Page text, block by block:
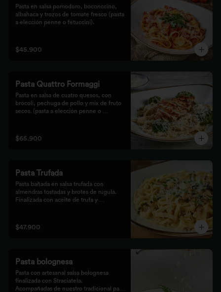
Pasta en salsa pomodoro, boconccino,
albahaca y trozos de tomate fresco (pasta
a elección penne o fetuccini).
$45.900
Pasta Quattro Formaggi
Pasta en salsa de cuatro quesos, con
brócoli, pechuga de pollo y mix de fruto
secos. (pasta a elección penne o
$65.900
Pasta Trufada
Pasta bañada en salsa trufada con
almendras tostadas y brotes de rúgula.
Finalizada con aceite de trufa y
$47.900
Pasta bolognesa
Pasta con artesanal salsa bolognesa
finalizada con Straciatela.
Acompañadas de nuestro tradicional pan